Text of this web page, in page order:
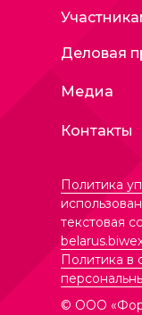
Политика
текстовая
Политика в
© ООО
Деловая
Медиа
Контакты